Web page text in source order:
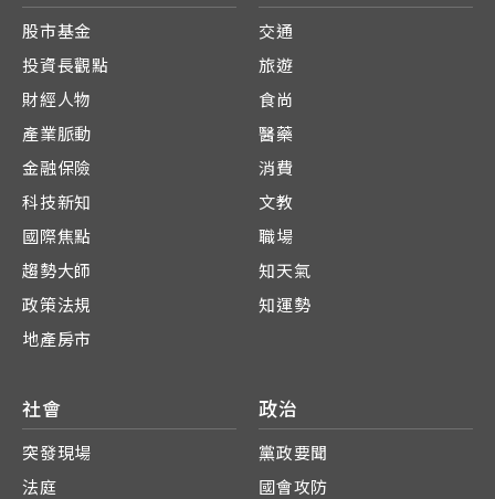
股市基金
投資長觀點
財經人物
產業脈動
金融保險
科技新知
國際焦點
趨勢大師
政策法規
地產房市
交通
旅遊
食尚
醫藥
消費
文教
職場
知天氣
知運勢
社會
突發現場
法庭
政治
黨政要聞
國會攻防